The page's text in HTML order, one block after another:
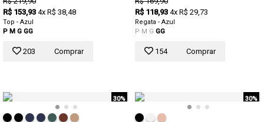
R$ 153,93 4x R$ 38,48
Top - Azul
P M G GG
203 Comprar
R$ 118,93 4x R$ 29,73
Regata - Azul
P M G GG
154 Comprar
30% 30%